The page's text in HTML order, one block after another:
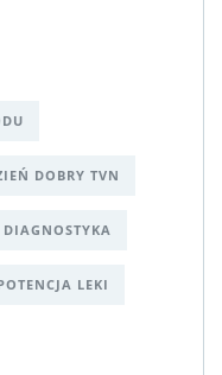
DOBRY TVN
LEKI